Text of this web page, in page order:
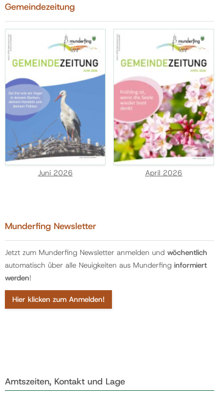
Gemeindezeitung
Juni 2026 April 2026
Munderfing Newsletter
Jetzt zum Munderfing Newsletter anmelden und wöchentlich
automatisch über alle Neuigkeiten aus Munderfing informiert
werden!
Hier klicken zum Anmelden!
Amtszeiten, Kontakt und Lage